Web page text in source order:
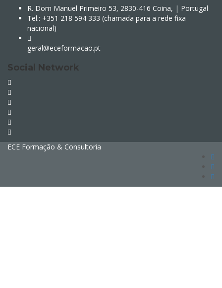
R. Dom Manuel Primeiro 53, 2830-416 Coina, | Portugal
Tel.: +351 218 594 333 (chamada para a rede fixa
nacional)
geral@eceformacao.pt
Social Network
ECE Formação & Consultoria